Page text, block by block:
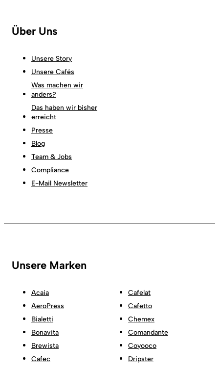
Über Uns
Unsere Story
Unsere Cafés
Was machen wir
anders?
Das haben wir bisher
erreicht
Presse
Blog
Team & Jobs
Compliance
E-Mail Newsletter
Unsere Marken
Acaia
AeroPress
Bialetti
Bonavita
Brewista
Cafec
Cafelat
Cafetto
Chemex
Comandante
Coyooco
Dripster